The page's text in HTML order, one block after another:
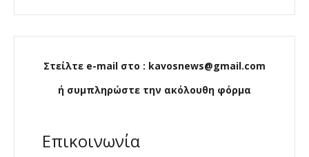
Στείλτε e-mail στο : kavosnews@gmail.com
ή συμπληρώστε την ακόλουθη φόρμα
Επικοινωνία